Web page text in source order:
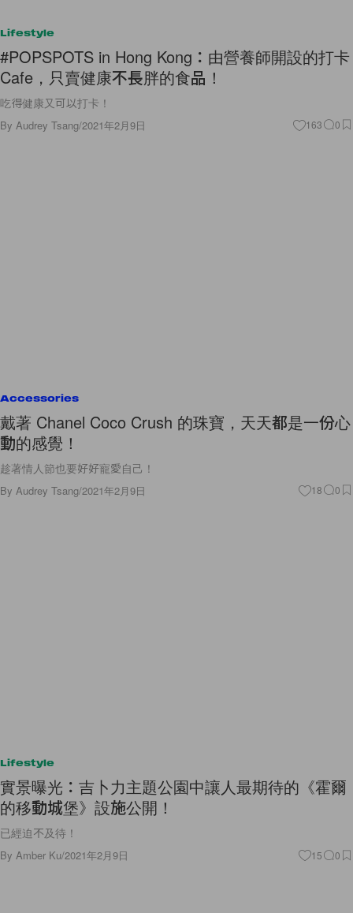
Lifestyle
#POPSPOTS in Hong Kong：由營養師開設的打卡
Cafe，只賣健康不長胖的食品！
吃得健康又可以打卡！
By Audrey Tsang/2021年2月9日 163 0
Accessories
戴著 Chanel Coco Crush 的珠寶，天天都是一份心
動的感覺！
趁著情人節也要好好寵愛自己！
By Audrey Tsang/2021年2月9日 18 0
Lifestyle
實景曝光：吉卜力主題公園中讓人最期待的《霍爾
的移動城堡》設施公開！
已經迫不及待！
By Amber Ku/2021年2月9日 15 0